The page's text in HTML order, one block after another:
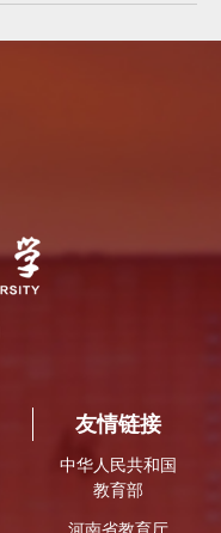
友情链接
中华人民共和国
教育部